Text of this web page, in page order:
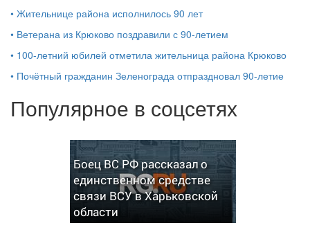
• Жительнице района исполнилось 90 лет
• Ветерана из Крюково поздравили с 90-летием
• 100-летний юбилей отметила жительница района Крюково
• Почётный гражданин Зеленограда отпраздновал 90-летие
Популярное в соцсетях
Боец ВС РФ рассказал о
единственном средстве
связи ВСУ в Харьковской
области